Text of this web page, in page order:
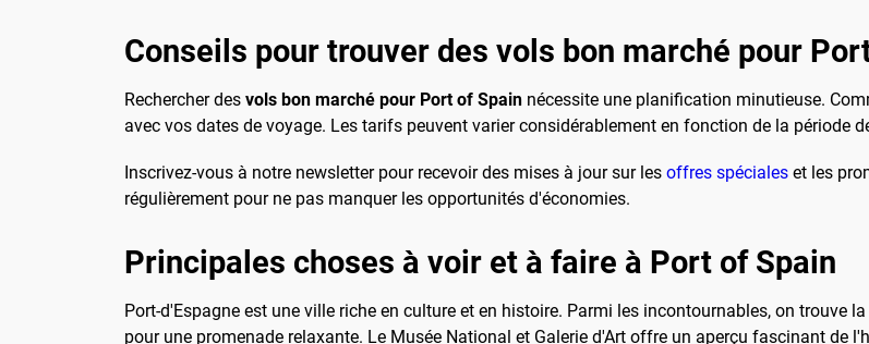
Conseils pour trouver des vols bon marché pour
Rechercher des vols bon marché pour Port of Spain nécessite une planification minutieuse.
avec vos dates de voyage. Les tarifs peuvent varier considérablement en fonction de la période
Inscrivez-vous à notre newsletter pour recevoir des mises à jour sur les offres spéciales et les
régulièrement pour ne pas manquer les opportunités d'économies.
Principales choses à voir et à faire à Port of Spain
Port-d'Espagne est une ville riche en culture et en histoire. Parmi les incontournables, on trouve
pour une promenade relaxante. Le Musée National et Galerie d'Art offre un aperçu fascinant de